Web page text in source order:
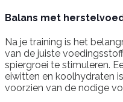
Balans met
Na je training is het
van de juiste
spiergroei te stimuleren.
eiwitten en koolhydraten
voorzien van de nodige